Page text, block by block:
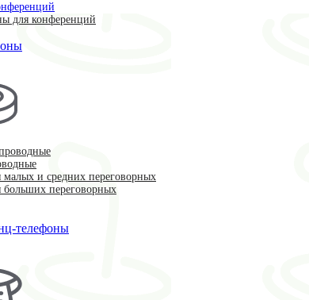
для конференций
малых и средних переговорных
больших переговорных
телефоны